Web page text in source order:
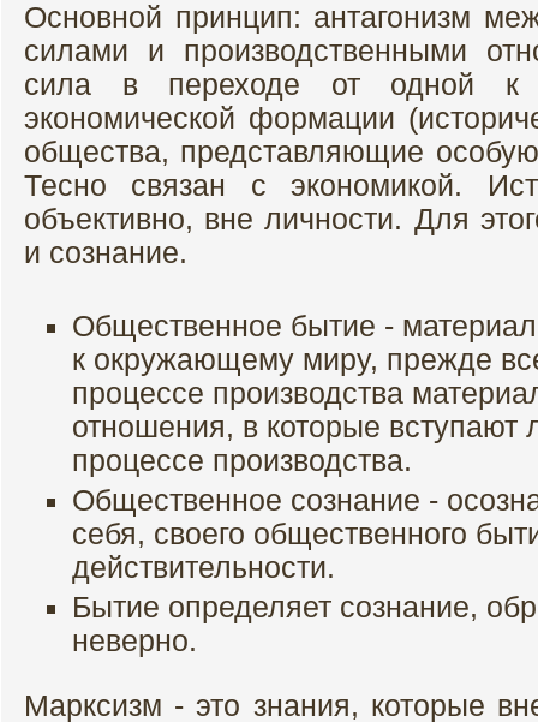
Основной принцип: антагонизм
силами и производственными
сила в переходе от одной к
экономической формации
общества, представляющие особую
Тесно связан с экономикой.
объективно, вне личности. Для
и сознание.
Общественное бытие -
к окружающему миру, прежде
процессе производства
отношения, в которые
процессе производства.
Общественное сознание -
себя, своего общественного
действительности.
Бытие определяет сознание,
неверно.
Марксизм - это знания, которые